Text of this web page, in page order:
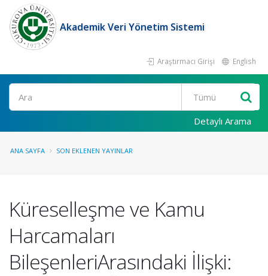
Akademik Veri Yönetim Sistemi
Araştırmacı Girişi English
Ara
Detaylı Arama
ANA SAYFA SON EKLENEN YAYINLAR
Küreselleşme ve Kamu
Harcamaları
BileşenleriArasındaki İlişki: